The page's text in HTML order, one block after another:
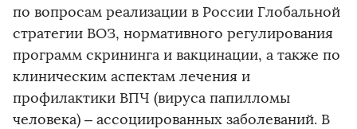
по вопросам реализации в России Глобальной
стратегии ВОЗ, нормативного регулирования
программ скрининга и вакцинации, а также по
клиническим аспектам лечения и
профилактики ВПЧ (вируса папилломы
человека) – ассоциированных заболеваний. В